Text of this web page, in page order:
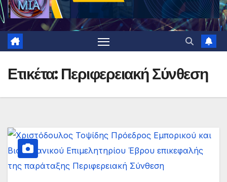
Ετικέτα: Περιφερειακή Σύνθεση